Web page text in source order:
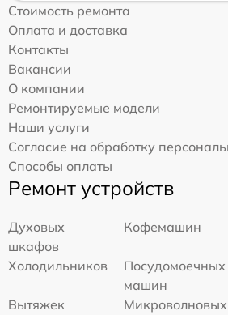
Стоимость ремонта
Оплата и доставка
Контакты
Вакансии
О компании
Ремонтируемые модели
Наши услуги
Согласие на обработку
Способы оплаты
Ремонт устройств
Духовых
шкафов
Кофемашин
Холодильников
Посудомоечных
машин
Вытяжек
Микроволновых